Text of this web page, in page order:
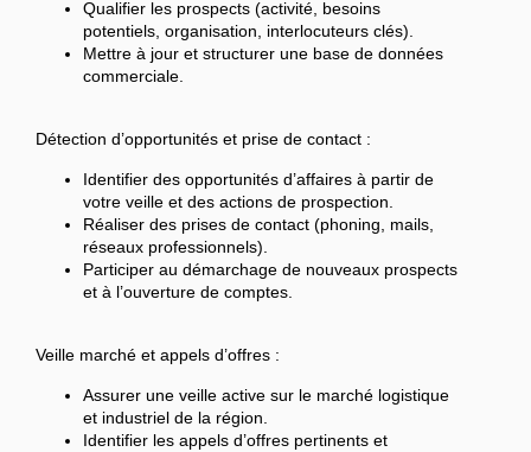
Qualifier les prospects (activité, besoins
potentiels, organisation, interlocuteurs clés).
Mettre à jour et structurer une base de données
commerciale.
Détection d’opportunités et prise de contact :
Identifier des opportunités d’affaires à partir de
votre veille et des actions de prospection.
Réaliser des prises de contact (phoning, mails,
réseaux professionnels).
Participer au démarchage de nouveaux prospects
et à l’ouverture de comptes.
Veille marché et appels d’offres :
Assurer une veille active sur le marché logistique
et industriel de la région.
Identifier les appels d’offres pertinents et